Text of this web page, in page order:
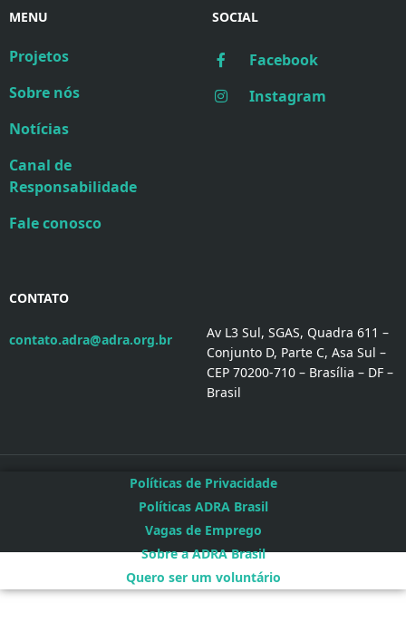
MENU
Projetos
Sobre nós
Notícias
Canal de
Responsabilidade
Fale conosco
SOCIAL
Facebook
Instagram
CONTATO
contato.adra@adra.org.br
Av L3 Sul, SGAS, Quadra 611 –
Conjunto D, Parte C, Asa Sul –
CEP 70200-710 – Brasília – DF –
Brasil
Políticas de Privacidade
Políticas ADRA Brasil
Vagas de Emprego
Sobre a ADRA Brasil
Quero ser um voluntário